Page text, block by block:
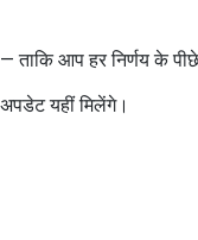
ताकि आप हर निर्णय के
यहीं मिलेंगे।